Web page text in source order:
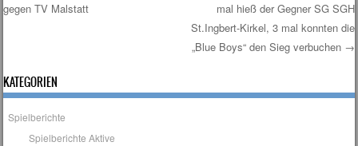
Post navigation
gegen TV Malstatt
mal hieß der Gegner SG SGH
St.Ingbert-Kirkel, 3 mal konnten die
„Blue Boys“ den Sieg verbuchen →
KATEGORIEN
Spielberichte
Spielberichte Aktive